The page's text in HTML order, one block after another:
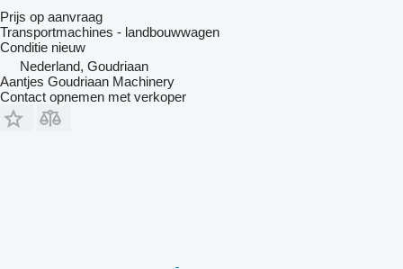
Prijs op aanvraag
Transportmachines - landbouwwagen
Conditie nieuw
Nederland, Goudriaan
Aantjes Goudriaan Machinery
Contact opnemen met verkoper